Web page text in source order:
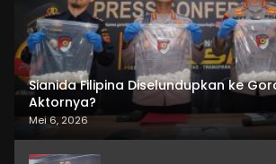
Sianida Filipina Diselundupkan ke
Aktornya?
Mei 6, 2026